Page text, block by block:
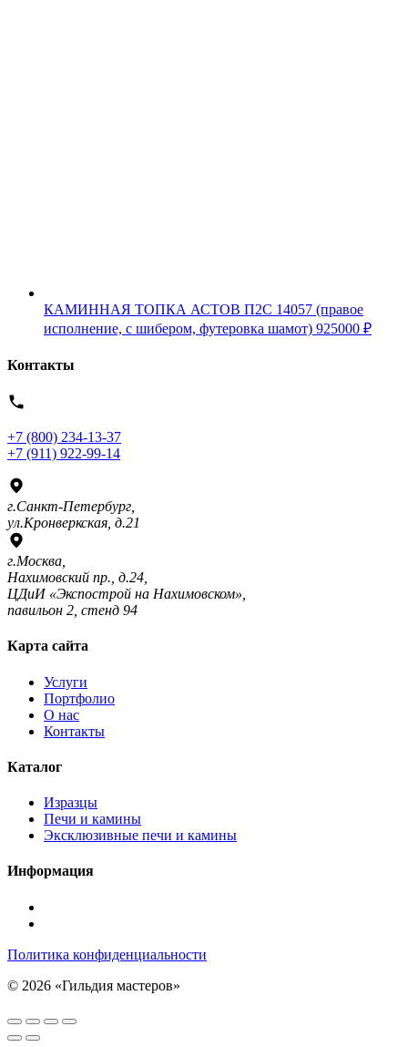
КАМИННАЯ ТОПКА АСТОВ П2С 14057 (правое
исполнение, с шибером, футеровка шамот) 925000 ₽
Контакты
+7 (800) 234-13-37
+7 (911) 922-99-14
г.Санкт-Петербург,
ул.Кронверкская, д.21
г.Москва,
Нахимовский пр., д.24,
ЦДиИ «Экспострой на Нахимовском»,
павильон 2, стенд 94
Карта сайта
Услуги
Портфолио
О нас
Контакты
Каталог
Изразцы
Печи и камины
Эксклюзивные печи и камины
Информация
Max
Политика конфиденциальности
© 2026 «Гильдия мастеров»